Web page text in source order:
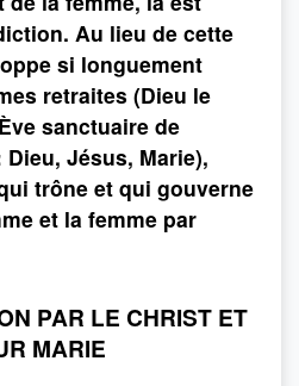
Au lieu de cette
si longuement
retraites (Dieu le
sanctuaire de
Jésus, Marie),
trône et qui gouverne
et la femme par
PAR LE CHRIST ET
MARIE